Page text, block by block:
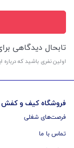
تابحال دیدگاهی
اولین نفری باشید که
فروشگاه کیف و کفش
فرصت‌های شغلی
تماس با ما